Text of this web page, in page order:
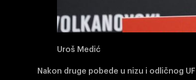
Uroš Medić
Nakon druge pobede u nizu i odličnog